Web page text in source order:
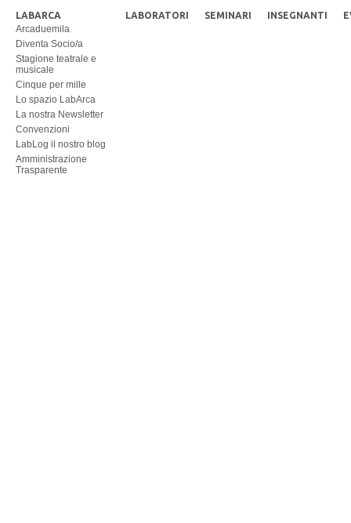
LABARCA
Arcaduemila
Diventa Socio/a
Stagione teatrale e
musicale
Cinque per mille
Lo spazio LabArca
La nostra Newsletter
Convenzioni
LabLog il nostro blog
Amministrazione
Trasparente
LABORATORI SEMINARI INSEGNANTI